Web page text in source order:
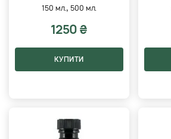
150 мл., 500 мл.
1250 ₴
КУПИТИ